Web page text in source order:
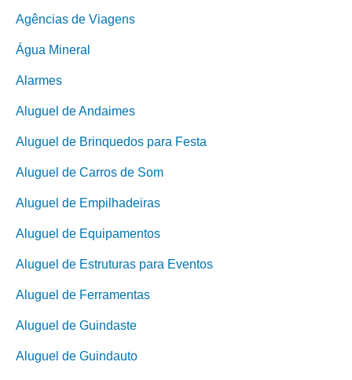
Agências de Viagens
Água Mineral
Alarmes
Aluguel de Andaimes
Aluguel de Brinquedos para Festa
Aluguel de Carros de Som
Aluguel de Empilhadeiras
Aluguel de Equipamentos
Aluguel de Estruturas para Eventos
Aluguel de Ferramentas
Aluguel de Guindaste
Aluguel de Guindauto